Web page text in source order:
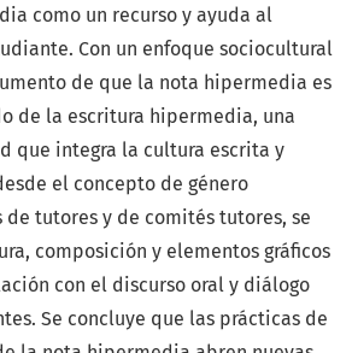
como un recurso y ayuda al
Con un enfoque sociocultural
de que la nota hipermedia es
de la escritura hipermedia, una
que integra la cultura escrita y
el concepto de género
de tutores y de comités tutores, se
composición y elementos gráficos
con el discurso oral y diálogo
Se concluye que las prácticas de